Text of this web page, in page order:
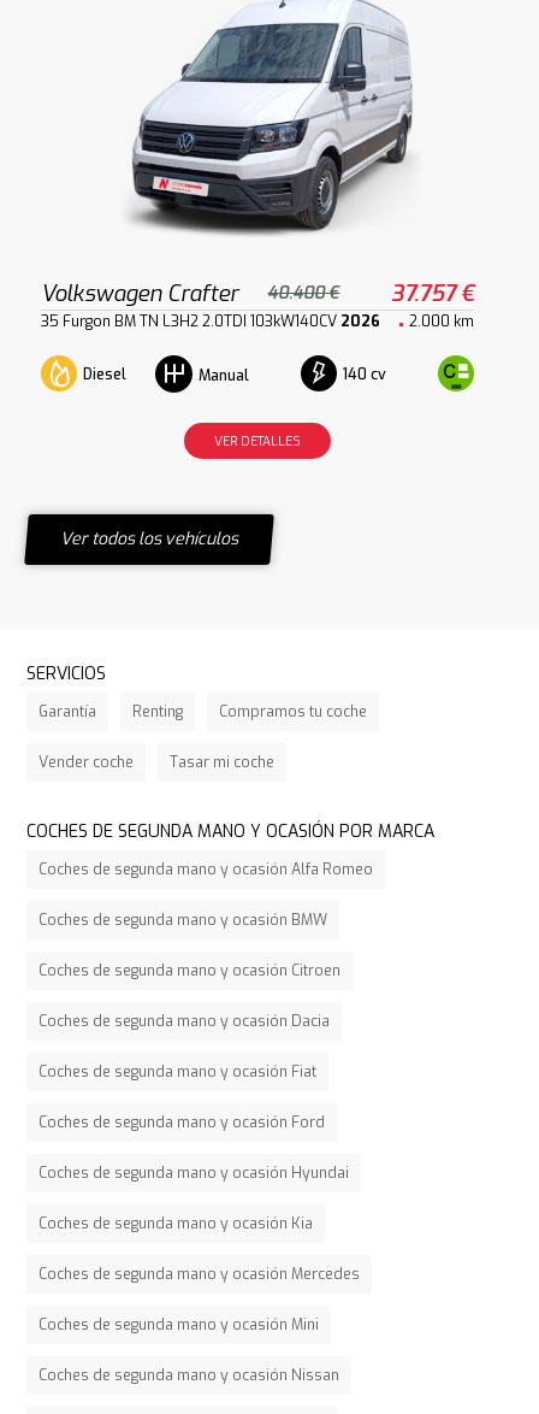
Volkswagen Crafter 40.400 € 37.757 €
35 Furgon BM TN L3H2 2.0TDI 103kW140CV 2026 2.000 km
Diesel Manual 140 cv
VER DETALLES
Ver todos los vehículos
SERVICIOS
Garantía Renting Compramos tu coche
Vender coche Tasar mi coche
COCHES DE SEGUNDA MANO Y OCASIÓN POR MARCA
Coches de segunda mano y ocasión Alfa Romeo
Coches de segunda mano y ocasión BMW
Coches de segunda mano y ocasión Citroen
Coches de segunda mano y ocasión Dacia
Coches de segunda mano y ocasión Fiat
Coches de segunda mano y ocasión Ford
Coches de segunda mano y ocasión Hyundai
Coches de segunda mano y ocasión Kia
Coches de segunda mano y ocasión Mercedes
Coches de segunda mano y ocasión Mini
Coches de segunda mano y ocasión Nissan